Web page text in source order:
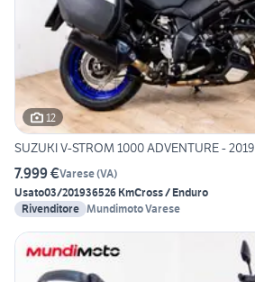
12
SUZUKI V-STROM 1000 ADVENTURE - 2019
7.999 €Varese(VA)
Usato03/201936526 KmCross / Enduro
Rivenditore Mundimoto Varese